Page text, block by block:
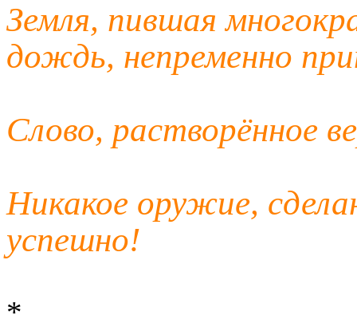
Земля, пившая
дождь, непременно
Слово, растворённое
Никакое оружие,
успешно!
*